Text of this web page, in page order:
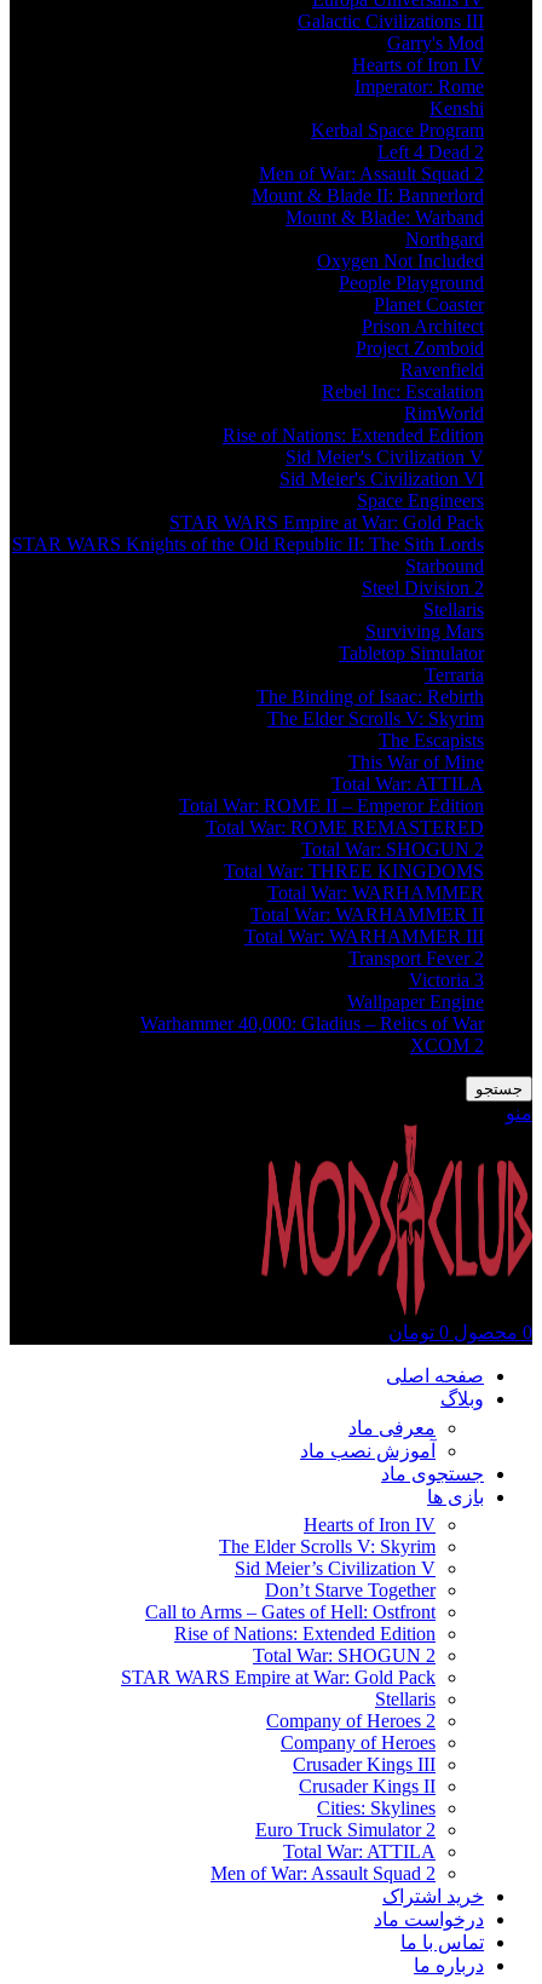
Galactic Civilizations III
Garry's Mod
Hearts of Iron IV
Imperator: Rome
Kenshi
Kerbal Space Program
Left 4 Dead 2
Men of War: Assault Squad 2
Mount & Blade II: Bannerlord
Mount & Blade: Warband
Northgard
Oxygen Not Included
People Playground
Planet Coaster
Prison Architect
Project Zomboid
Ravenfield
Rebel Inc: Escalation
RimWorld
Rise of Nations: Extended Edition
Sid Meier's Civilization V
Sid Meier's Civilization VI
Space Engineers
STAR WARS Empire at War: Gold Pack
STAR WARS Knights of the Old Republic II: The Sith Lords
Starbound
Steel Division 2
Stellaris
Surviving Mars
Tabletop Simulator
Terraria
The Binding of Isaac: Rebirth
The Elder Scrolls V: Skyrim
The Escapists
This War of Mine
Total War: ATTILA
Total War: ROME II – Emperor Edition
Total War: ROME REMASTERED
Total War: SHOGUN 2
Total War: THREE KINGDOMS
Total War: WARHAMMER
Total War: WARHAMMER II
Total War: WARHAMMER III
Transport Fever 2
Victoria 3
Wallpaper Engine
Warhammer 40,000: Gladius – Relics of War
XCOM 2
جستجو
منو
0 محصول 0 تومان
صفحه اصلی
وبلاگ
معرفی ماد
آموزش نصب ماد
جستجوی ماد
بازی ها
Hearts of Iron IV
The Elder Scrolls V: Skyrim
Sid Meier’s Civilization V
Don’t Starve Together
Call to Arms – Gates of Hell: Ostfront
Rise of Nations: Extended Edition
Total War: SHOGUN 2
STAR WARS Empire at War: Gold Pack
Stellaris
Company of Heroes 2
Company of Heroes
Crusader Kings III
Crusader Kings II
Cities: Skylines
Euro Truck Simulator 2
Total War: ATTILA
Men of War: Assault Squad 2
خرید اشتراک
درخواست ماد
تماس با ما
درباره ما